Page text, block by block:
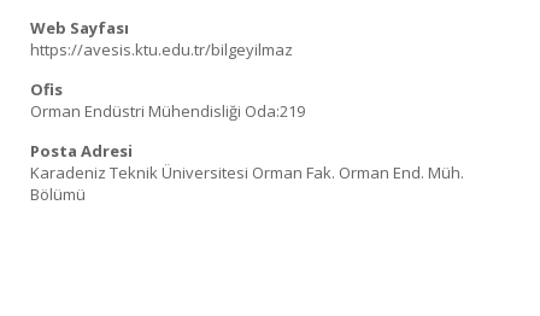
Web Sayfası
https://avesis.ktu.edu.tr/bilgeyilmaz
Ofis
Orman Endüstri Mühendisliği Oda:219
Posta Adresi
Karadeniz Teknik Üniversitesi Orman Fak. Orman End. Müh.
Bölümü